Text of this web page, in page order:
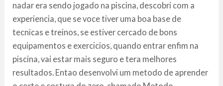
nadar era sendo jogado na piscina, descobri com a
experiencia, que se voce tiver uma boa base de
tecnicas e treinos, se estiver cercado de bons
equipamentos e exercicios, quando entrar enfim na
piscina, vai estar mais seguro e tera melhores
resultados. Entao desenvolvi um metodo de aprender